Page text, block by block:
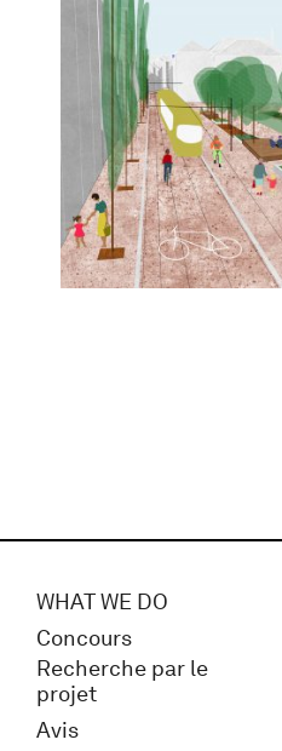
WHAT WE DO
Concours
Recherche par le
projet
Avis